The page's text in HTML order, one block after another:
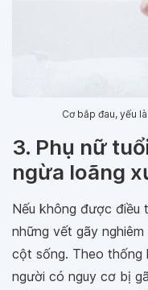
Cơ bắp đau, yếu
3. Phụ nữ
ngừa loãng
Nếu không được điều
những vết gãy
cột sống. Theo thống
người có nguy cơ bị